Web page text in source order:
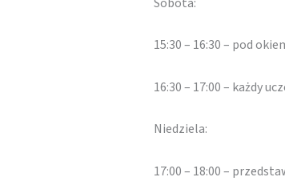
15:30 – 16:30 – pod
16:30 – 17:00 – każdy
Niedziela:
17:00 – 18:00 –